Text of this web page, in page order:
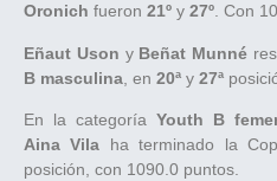
Oronich fueron 21º y 27º. Con
Eñaut Uson y Beñat Munné
B masculina , en 20ª y 27ª
En la categoría Youth B
Aina Vila ha terminado la
posición, con 1090.0 puntos.